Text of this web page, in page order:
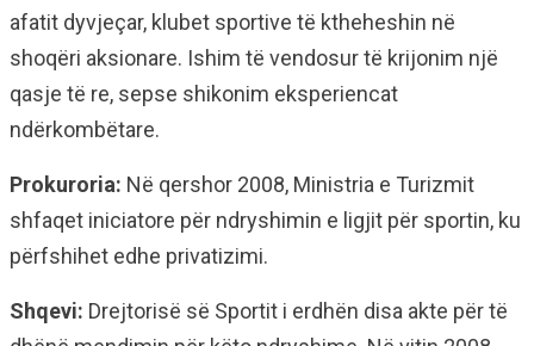
afatit dyvjeçar, klubet sportive të ktheheshin në
shoqëri aksionare. Ishim të vendosur të krijonim një
qasje të re, sepse shikonim eksperiencat
ndërkombëtare.
Prokuroria: Në qershor 2008, Ministria e Turizmit
shfaqet iniciatore për ndryshimin e ligjit për sportin, ku
përfshihet edhe privatizimi.
Shqevi: Drejtorisë së Sportit i erdhën disa akte për të